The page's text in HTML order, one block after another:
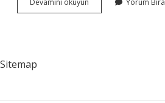
Devamını okuyun
Doğuştan
Yorum
Sitemap